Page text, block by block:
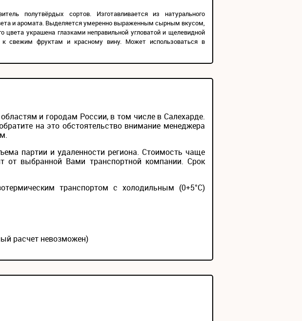
полутвёрдых сортов. Изготавливается из натурального
и аромата. Выделяется умеренно выраженным сырным вкусом,
цвета украшена глазками неправильной угловатой и щелевидной
свежим фруктам и красному вину. Может использоваться в
и городам России, в том числе в Салехарде.
на это обстоятельство внимание менеджера
партии и удаленности региона. Стоимость чаще
от выбранной Вами транспортной компании. Срок
транспортом с холодильным (0+5°С)
расчет невозможен)